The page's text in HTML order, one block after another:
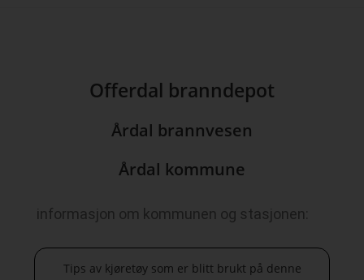
Offerdal branndepot
Årdal brannvesen
Årdal kommune
informasjon om kommunen og stasjonen:
Tips av kjøretøy som er blitt brukt på denne